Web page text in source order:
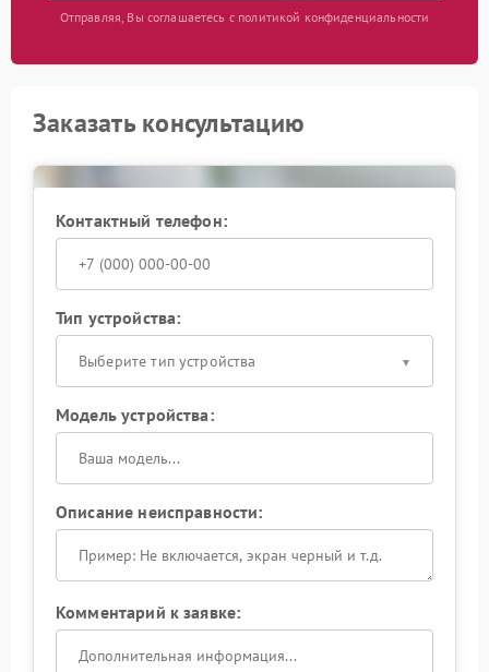
Отправляя, Вы соглашаетесь с политикой конфиденциальности
Заказать консультацию
Контактный телефон:
Тип устройства:
Выберите тип устройства
Модель устройства:
Описание неисправности:
Комментарий к заявке: